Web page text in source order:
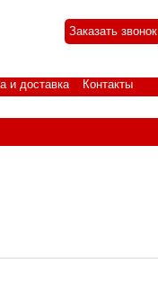
Заказать звонок
и доставка Контакты